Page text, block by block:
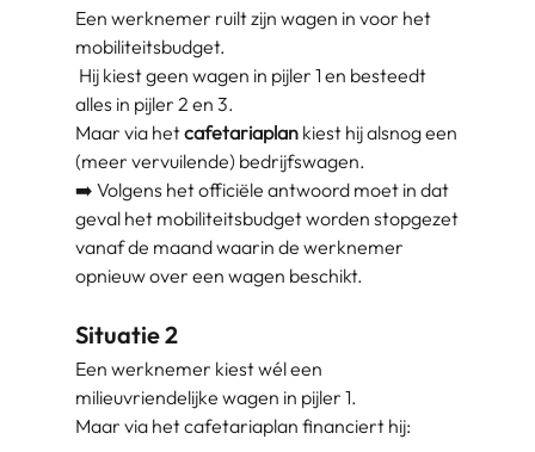
Een werknemer ruilt zijn wagen in voor het
mobiliteitsbudget.
Hij kiest geen wagen in pijler 1 en besteedt
alles in pijler 2 en 3.
Maar via hetcafetariaplan kiest hij alsnog een
(meer vervuilende) bedrijfswagen.
➡️ Volgens het officiële antwoord moet in dat
geval het mobiliteitsbudget worden stopgezet
vanaf de maand waarin de werknemer
opnieuw over een wagen beschikt.
Situatie 2
Een werknemer kiest wél een
milieuvriendelijke wagen in pijler 1.
Maar via het cafetariaplan financiert hij: